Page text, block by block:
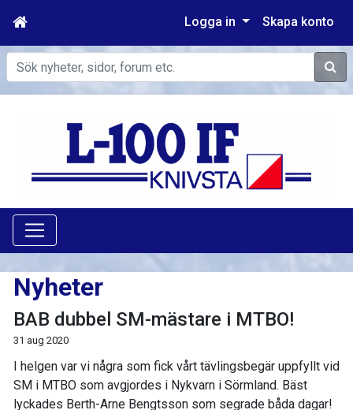
Logga in Skapa konto
Sök
Nyheter
BAB dubbel SM-mästare i MTBO!
31 aug 2020
I helgen var vi några som fick vårt tävlingsbegär uppfyllt vid
SM i MTBO som avgjordes i Nykvarn i Sörmland. Bäst
lyckades Berth-Arne Bengtsson som segrade båda dagar!